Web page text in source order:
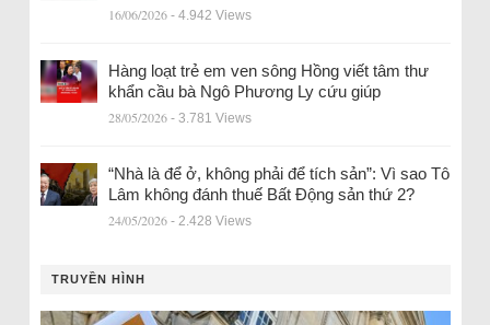
16/06/2026 - 4.942 Views
Hàng loạt trẻ em ven sông Hồng viết tâm thư
khẩn cầu bà Ngô Phương Ly cứu giúp
28/05/2026 - 3.781 Views
“Nhà là để ở, không phải để tích sản”: Vì sao Tô
Lâm không đánh thuế Bất Động sản thứ 2?
24/05/2026 - 2.428 Views
TRUYỀN HÌNH